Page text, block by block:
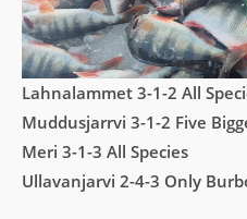
Lahnalammet 3-1-2 All
Muddusjarrvi 3-1-2 Five
Meri 3-1-3 All Species
Ullavanjarvi 2-4-3 Only